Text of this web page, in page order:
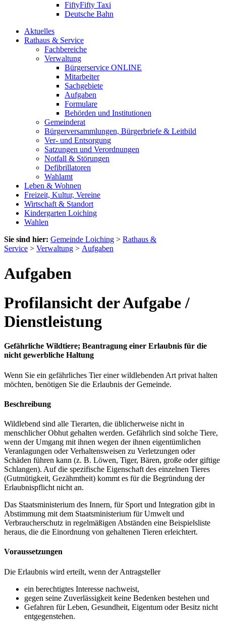
FiftyFifty Taxi
Deutsche Bahn
Aktuelles
Rathaus & Service
Fachbereiche
Verwaltung
Bürgerservice ONLINE
Mitarbeiter
Sachgebiete
Aufgaben
Formulare
Behörden und Institutionen
Gemeinderat
Bürgerversammlungen, Bürgerbriefe & Leitbild
Ver- und Entsorgung
Satzungen und Verordnungen
Notfall & Störungen
Defibrillatoren
Wahlamt
Leben & Wohnen
Freizeit, Kultur, Vereine
Wirtschaft & Standort
Kindergarten Loiching
Wahlen
Sie sind hier: Gemeinde Loiching > Rathaus &
Service > Verwaltung > Aufgaben
Aufgaben
Profilansicht der Aufgabe /
Dienstleistung
Gefährliche Wildtiere; Beantragung einer Erlaubnis für die
nicht gewerbliche Haltung
Wenn Sie ein gefährliches Tier einer wildlebenden Art privat halten
möchten, benötigen Sie die Erlaubnis der Gemeinde.
Beschreibung
Wildlebend sind alle Tierarten, die üblicherweise nicht in
menschlicher Obhut gehalten werden. Gefährlich sind solche Tiere,
wenn der Umgang mit ihnen wegen der ihnen eigentümlichen
Veranlagungen oder Verhaltensweisen zu Verletzungen oder
Schäden führen kann (z. B. Löwen, Tiger, Bären, große oder giftige
Schlangen). Auf die spezifische Eigenschaft des einzelnen Tieres
(Gutmütigkeit, Gezähmtheit) kommt es für die Begründung der
Erlaubnispflicht nicht an.
Das Staatsministerium des Innern, für Sport und Integration gibt in
Abstimmung mit dem Staatsministerium für Umwelt und
Verbraucherschutz in regelmäßigen Abständen eine Beispielsliste
heraus, die die Einordnung von gehaltenen Tieren erleichtert.
Voraussetzungen
Die Erlaubnis wird erteilt, wenn der Antragsteller
ein berechtigtes Interesse nachweist,
gegen seine Zuverlässigkeit keine Bedenken bestehen und
Gefahren für Leben, Gesundheit, Eigentum oder Besitz nicht
entgegenstehen.